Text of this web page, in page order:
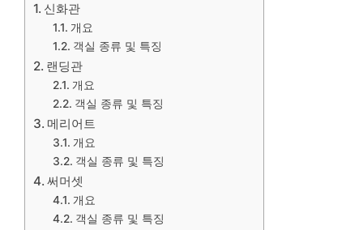
신화관
개요
객실 종류 및 특징
랜딩관
개요
객실 종류 및 특징
메리어트
개요
객실 종류 및 특징
써머셋
개요
객실 종류 및 특징